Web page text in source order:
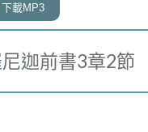
載MP3
迦前書3章2節